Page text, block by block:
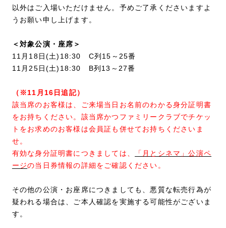
以外はご入場いただけません。予めご了承くださいますよ
うお願い申し上げます。
＜対象公演・座席＞
11月18日(土)18:30 C列15～25番
11月25日(土)18:30 B列13～27番
（※11月16日追記）
該当席のお客様は、ご来場当日お名前のわかる身分証明書
をお持ちください。該当席かつファミリークラブでチケッ
トをお求めのお客様は会員証も併せてお持ちくださいま
せ。
有効な身分証明書につきましては、
「月とシネマ」公演ペ
ージの当日券情報の詳細をご確認ください。
その他の公演・お座席につきましても、悪質な転売行為が
疑われる場合は、ご本人確認を実施する可能性がございま
す。